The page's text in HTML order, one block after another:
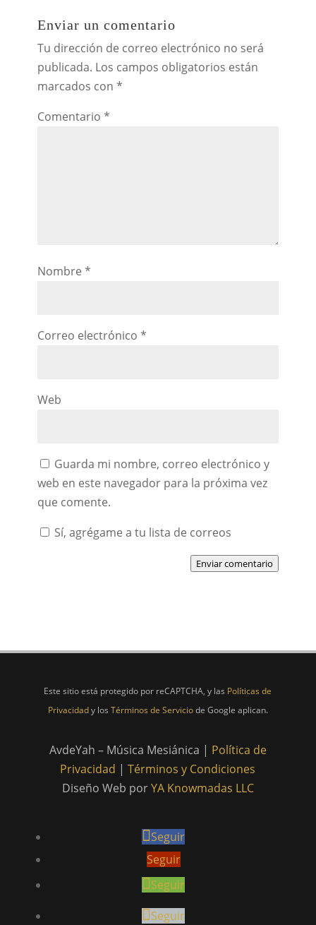
Enviar un comentario
Tu dirección de correo electrónico no será
publicada. Los campos obligatorios están
marcados con *
Comentario *
Nombre *
Correo electrónico *
Web
Guarda mi nombre, correo electrónico y
web en este navegador para la próxima vez
que comente.
Sí, agrégame a tu lista de correos
Enviar comentario
Este sitio está protegido por reCAPTCHA, y las Políticas de
Privacidady los Términos de Serviciode Google aplican.
AvdeYah – Música Mesiánica | Política de
Privacidad |Términos y Condiciones
Diseño Web porYA Knowmadas LLC
Seguir
Seguir
Seguir
Seguir